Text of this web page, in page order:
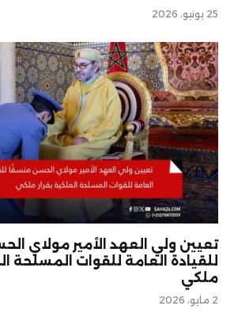
25 يونيو، 2026
تعيين ولي العهد الأمير مولاي
للقيادة العامة للقوات المسلحة
ملكي
2 مايو، 2026